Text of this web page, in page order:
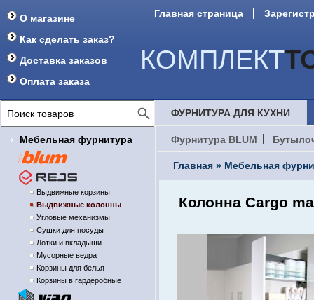
О магазине
Как сделать заказ?
Доставка заказов
Оплата заказа
Главная страница
КОМПЛЕКТ
Мебельная фурнитура
Выдвижные корзины
Выдвижные колонны
Угловые механизмы
Сушки для посуды
Лотки и вкладыши
Мусорные ведра
Корзины для белья
Корзины в гардеробные
ФУРНИТУРА ДЛЯ КУХНИ
Фурнитура BLUM
Главная » Мебельная
Колонна Cargo